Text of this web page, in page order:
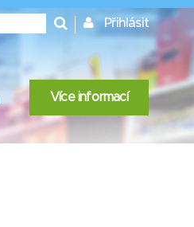
Přihlásit
Více informací